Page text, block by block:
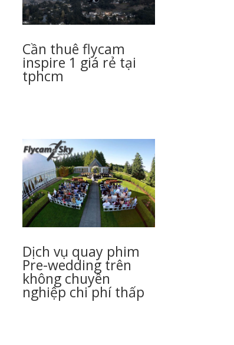
Cần thuê flycam
inspire 1 giá rẻ tại
tphcm
Dịch vụ quay phim
Pre-wedding trên
không chuyên
nghiệp chi phí thấp